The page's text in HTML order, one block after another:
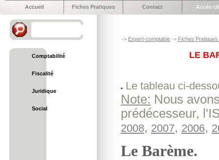
Accueil Fiches Pratiques Contact Accés
Comptabilité
Fiscalité
Juridique
Social
-> Expert-comptable -> Fiches
LE
Le tableau ci-
Note: Nous
prédécesseur,
2008, 2007, 2006,
Le Barème.